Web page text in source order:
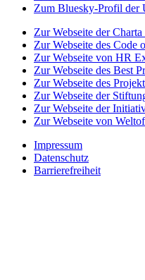
Zum Bluesky-Profil der
Zur Webseite der
Zur Webseite des Code
Zur Webseite von HR
Zur Webseite des Best
Zur Webseite des
Zur Webseite der
Zur Webseite der
Zur Webseite von
Impressum
Datenschutz
Barrierefreiheit